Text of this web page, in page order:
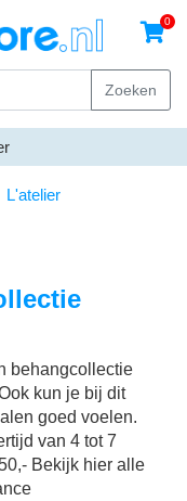
0
Zoeken
L'atelier
behangcollectie
kun je bij dit
goed voelen.
van 4 tot 7
Bekijk hier alle